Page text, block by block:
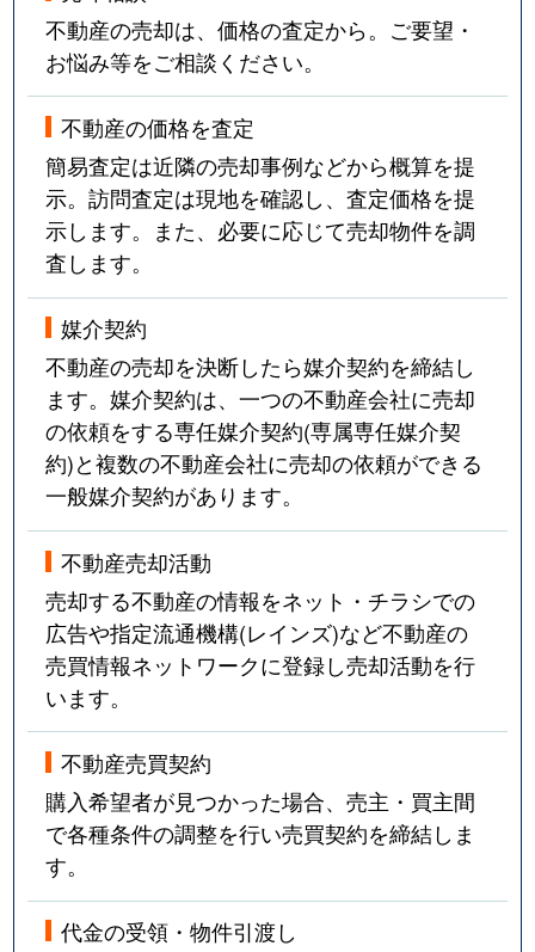
不動産の売却は、価格の査定から。ご要望・
お悩み等をご相談ください。
不動産の価格を査定
簡易査定は近隣の売却事例などから概算を提
示。訪問査定は現地を確認し、査定価格を提
示します。また、必要に応じて売却物件を調
査します。
媒介契約
不動産の売却を決断したら媒介契約を締結し
ます。媒介契約は、一つの不動産会社に売却
の依頼をする専任媒介契約(専属専任媒介契
約)と複数の不動産会社に売却の依頼ができる
一般媒介契約があります。
不動産売却活動
売却する不動産の情報をネット・チラシでの
広告や指定流通機構(レインズ)など不動産の
売買情報ネットワークに登録し売却活動を行
います。
不動産売買契約
購入希望者が見つかった場合、売主・買主間
で各種条件の調整を行い売買契約を締結しま
す。
代金の受領・物件引渡し